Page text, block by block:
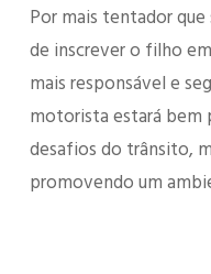
Por mais tentador
de inscrever o filho
mais responsável e
motorista estará bem
desafios do trânsito,
promovendo um